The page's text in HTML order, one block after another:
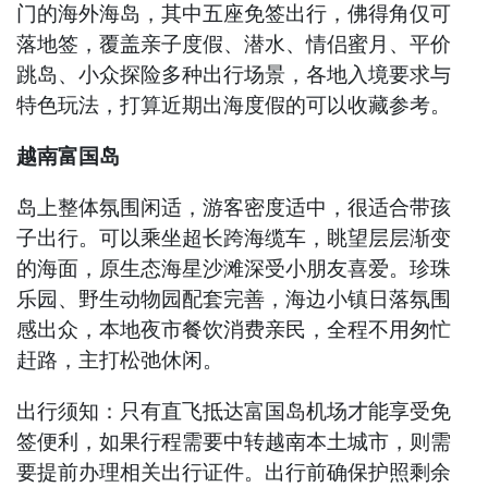
门的海外海岛，其中五座免签出行，佛得角仅可
落地签，覆盖亲子度假、潜水、情侣蜜月、平价
跳岛、小众探险多种出行场景，各地入境要求与
特色玩法，打算近期出海度假的可以收藏参考。
越南富国岛
岛上整体氛围闲适，游客密度适中，很适合带孩
子出行。可以乘坐超长跨海缆车，眺望层层渐变
的海面，原生态海星沙滩深受小朋友喜爱。珍珠
乐园、野生动物园配套完善，海边小镇日落氛围
感出众，本地夜市餐饮消费亲民，全程不用匆忙
赶路，主打松弛休闲。
出行须知：只有直飞抵达富国岛机场才能享受免
签便利，如果行程需要中转越南本土城市，则需
要提前办理相关出行证件。出行前确保护照剩余